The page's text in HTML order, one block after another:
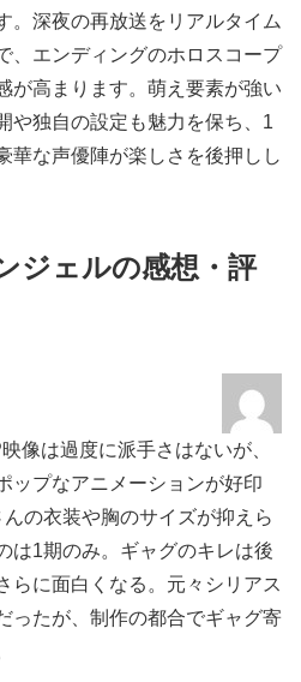
。深夜の再放送をリアルタイム
、エンディングのホロスコープ
が高まります。萌え要素が強い
や独自の設定も魅力を保ち、1
華な声優陣が楽しさを後押しし
ジェルの感想・評
像は過度に派手さはないが、
ップなアニメーションが好印
の衣装や胸のサイズが抑えら
は1期のみ。ギャグのキレは後
らに面白くなる。元々シリアス
ったが、制作の都合でギャグ寄